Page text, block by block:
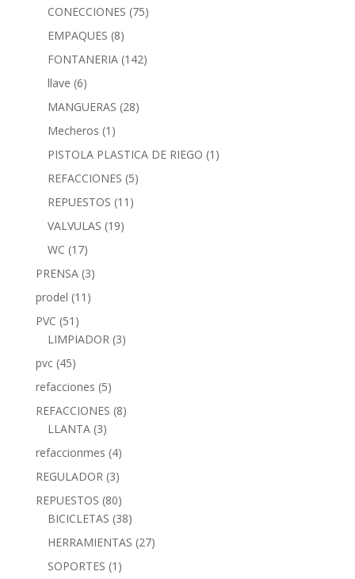
CONECCIONES (75)
EMPAQUES (8)
FONTANERIA (142)
llave (6)
MANGUERAS (28)
Mecheros (1)
PISTOLA PLASTICA DE RIEGO (1)
REFACCIONES (5)
REPUESTOS (11)
VALVULAS (19)
WC (17)
PRENSA (3)
prodel (11)
PVC (51)
LIMPIADOR (3)
pvc (45)
refacciones (5)
REFACCIONES (8)
LLANTA (3)
refaccionmes (4)
REGULADOR (3)
REPUESTOS (80)
BICICLETAS (38)
HERRAMIENTAS (27)
SOPORTES (1)